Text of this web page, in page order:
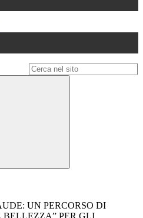
UN PERCORSO DI